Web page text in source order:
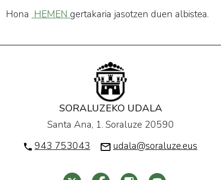
Hona HEMEN gertakaria jasotzen duen albistea.
SORALUZEKO UDALA
Santa Ana, 1. Soraluze 20590
943 753043
udala@soraluze.eus